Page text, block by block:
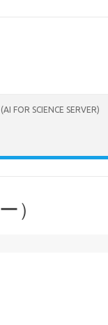
FOR SCIENCE SERVER)
）